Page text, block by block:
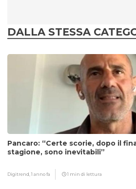
DALLA STESSA
Pancaro: “Certe scorie, dopo il
stagione, sono inevitabili”
Digitrend,1 anno fa 1 min di lettura